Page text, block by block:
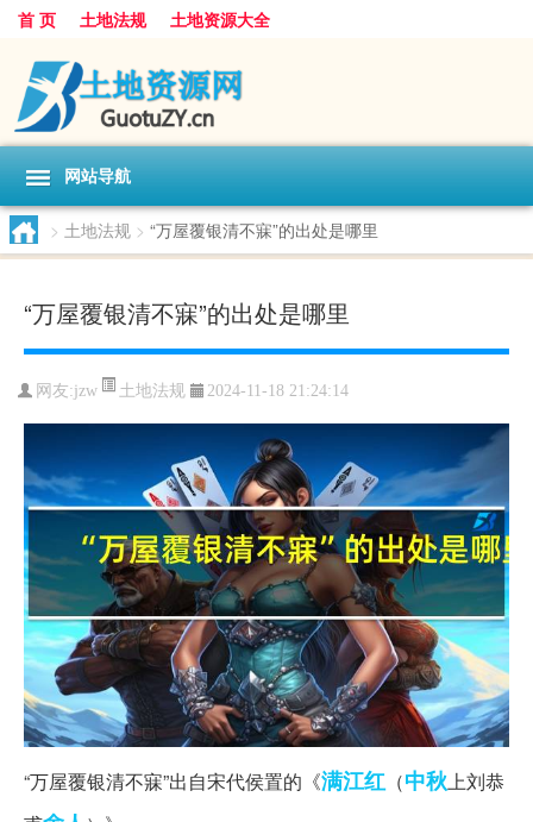
首 页 土地法规 土地资源大全
网站导航
> 土地法规 > “万屋覆银清不寐”的出处是哪里
“万屋覆银清不寐”的出处是哪里
网友:jzw 土地法规 2024-11-18 21:24:14
“万屋覆银清不寐”出自宋代侯置的《满江红 （中秋上刘恭